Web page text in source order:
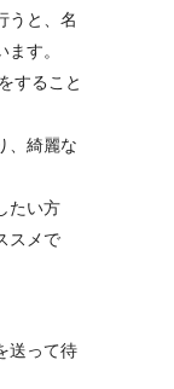
うと、名
す。
すること
、綺麗な
たい方
スメで
送って待